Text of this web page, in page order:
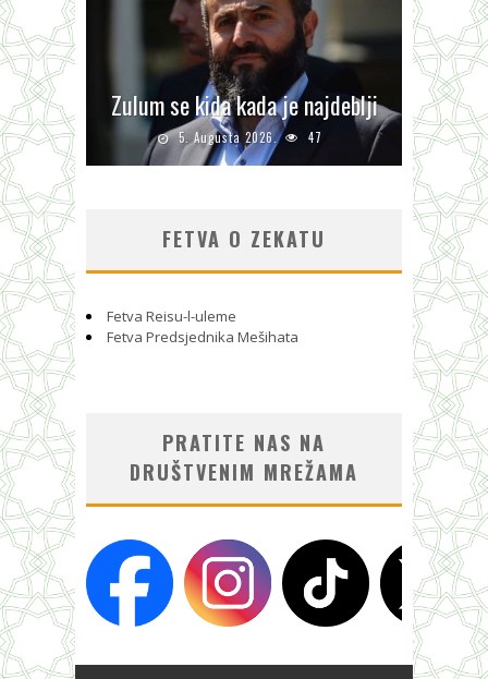
Zulum se kida kada je najdeblji
5. Augusta 2026. 47
FETVA O ZEKATU
Fetva Reisu-l-uleme
Fetva Predsjednika Mešihata
PRATITE NAS NA
DRUŠTVENIM MREŽAMA